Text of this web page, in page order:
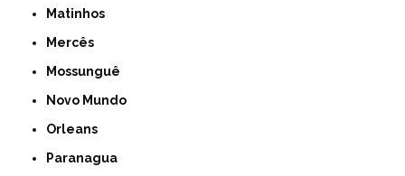
Matinhos
Mercês
Mossunguê
Novo Mundo
Orleans
Paranagua